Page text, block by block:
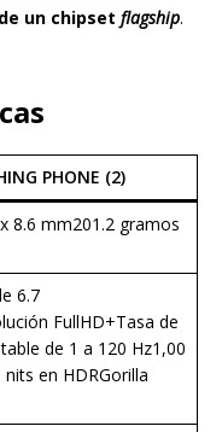
un chipset flagship.
PHONE (2)
8.6 mm201.2 gramos
6.7
FullHD+Tasa de
de 1 a 120 Hz1,00
en HDRGorilla